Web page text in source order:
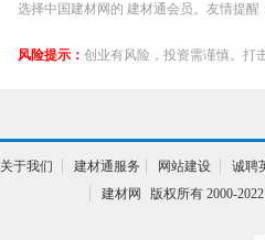
选择中国建材网的 建材通会员。友情提
风险提示： 创业有风险，投资需谨慎。打
关于我们 建材通服务 网站建设 诚聘
建材网
版权所有 2000-